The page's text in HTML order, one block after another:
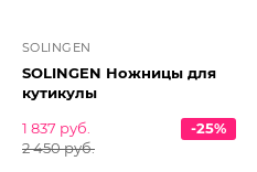
SOLINGEN
SOLINGEN Ножницы для
кутикулы
1 837 руб.
2 450 руб.
-25%